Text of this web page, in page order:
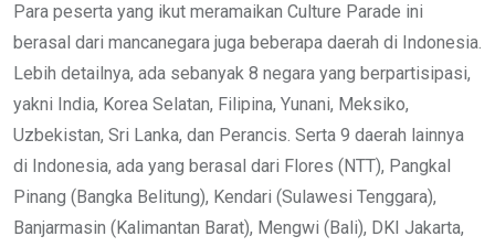
Para peserta yang ikut meramaikan Culture Parade ini
berasal dari mancanegara juga beberapa daerah di Indonesia.
Lebih detailnya, ada sebanyak 8 negara yang berpartisipasi,
yakni India, Korea Selatan, Filipina, Yunani, Meksiko,
Uzbekistan, Sri Lanka, dan Perancis. Serta 9 daerah lainnya
di Indonesia, ada yang berasal dari Flores (NTT), Pangkal
Pinang (Bangka Belitung), Kendari (Sulawesi Tenggara),
Banjarmasin (Kalimantan Barat), Mengwi (Bali), DKI Jakarta,